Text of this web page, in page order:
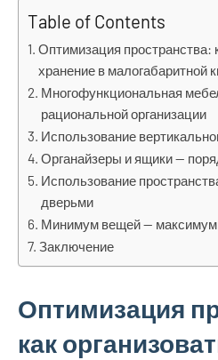
Table of Contents
Оптимизация пространства:
хранение в малогабаритной
Многофункциональная
рациональной организации
Использование
Органайзеры и ящики —
Использование
дверьми
Минимум вещей — максимум
Заключение
Оптимизация
как